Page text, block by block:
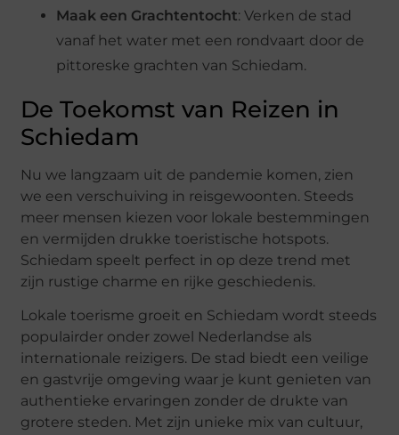
Maak een Grachtentocht: Verken de stad
vanaf het water met een rondvaart door de
pittoreske grachten van Schiedam.
De Toekomst van Reizen in
Schiedam
Nu we langzaam uit de pandemie komen, zien
we een verschuiving in reisgewoonten. Steeds
meer mensen kiezen voor lokale bestemmingen
en vermijden drukke toeristische hotspots.
Schiedam speelt perfect in op deze trend met
zijn rustige charme en rijke geschiedenis.
Lokale toerisme groeit en Schiedam wordt steeds
populairder onder zowel Nederlandse als
internationale reizigers. De stad biedt een veilige
en gastvrije omgeving waar je kunt genieten van
authentieke ervaringen zonder de drukte van
grotere steden. Met zijn unieke mix van cultuur,